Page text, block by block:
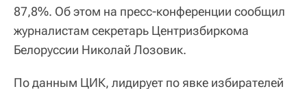
87,8%. Об этом на пресс-конференции сообщил
журналистам секретарь Центризбиркома
Белоруссии Николай Лозовик.
По данным ЦИК, лидирует по явке избирателей